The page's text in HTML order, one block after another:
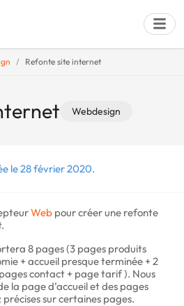
Refonte site internet
Webdesign
le 28 février 2020.
Web pour créer une refonte
8 pages (3 pages produits
+ accueil presque terminée + 2
contact + page tarif ). Nous
la page d’accueil et des pages
sur certaines pages.